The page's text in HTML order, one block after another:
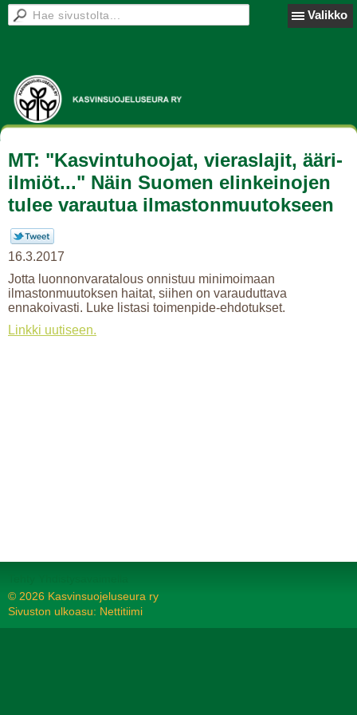
Valikko
MT: "Kasvintuhoojat, vieraslajit, ääri-
ilmiöt..." Näin Suomen elinkeinojen
tulee varautua ilmastonmuutokseen
16.3.2017
Jotta luonnonvaratalous onnistuu minimoimaan
ilmastonmuutoksen haitat, siihen on varauduttava
ennakoivasti. Luke listasi toimenpide-ehdotukset.
Linkki uutiseen.
© 2026 Kasvinsuojeluseura ry
Sivuston ulkoasu: Nettitiimi